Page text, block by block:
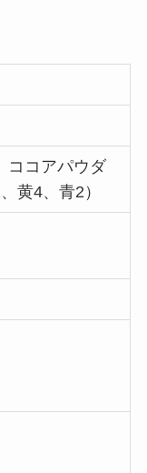
ココアパウダ
黄4、青2）